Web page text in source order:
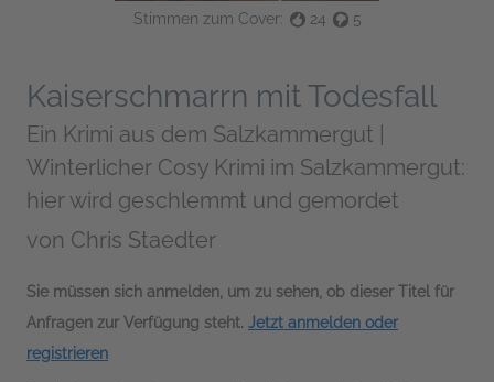
Stimmen zum Cover: 24 5
Kaiserschmarrn mit Todesfall
Ein Krimi aus dem Salzkammergut |
Winterlicher Cosy Krimi im Salzkammergut:
hier wird geschlemmt und gemordet
von Chris Staedter
Sie müssen sich anmelden, um zu sehen, ob dieser Titel für
Anfragen zur Verfügung steht. Jetzt anmelden oder
registrieren